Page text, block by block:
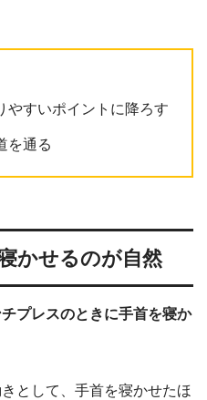
やすいポイントに降ろす
を通る
かせるのが自然
プレスのときに手首を寝か
として、手首を寝かせたほ